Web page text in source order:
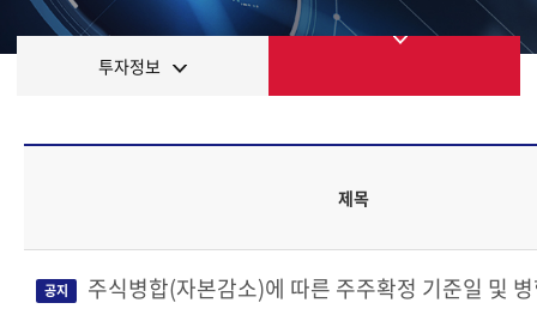
투자정보
제목
공지 주식병합(자본감소)에 따른 주주확정 기준일 및